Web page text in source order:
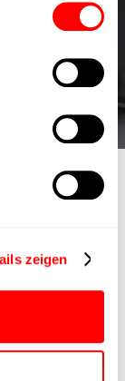
zeigen
in die